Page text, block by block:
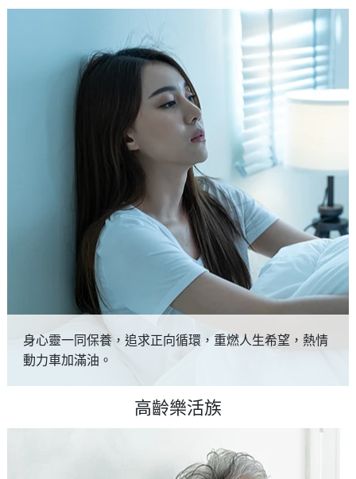
身心靈一同保養，追求正向循環，重燃人生希望，熱情
動力車加滿油。
高齡樂活族